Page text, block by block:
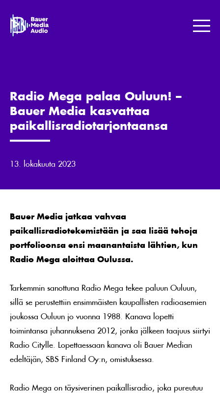
content
Bauer
Media
Radio Mega palaa Ouluun! –
Bauer Media kasvattaa
paikallisradiotarjontaansa
13. lokakuuta 2023
Bauer Media jatkaa vahvaa
paikallisradiotekemistään ja saa lisää tehoja
portfolioonsa ensi maanantaista lähtien, kun
Radio Mega aloittaa Oulussa.
Tarkemmin sanottuna Radio Mega tekee paluun Ouluun,
sillä se perustettiin ensimmäisten kaupallisten radioasemien
joukossa Ouluun jo vuonna 1988. Kanava lopetti
toimintansa juhannuksena 2012, jonka jälkeen taajuus siirtyi
Radio Citylle. Lopettaessaan kanava oli Bauer Median
edeltäjän, SBS Finland Oy:n, omistuksessa.
Radio Mega on täysiverinen paikallisradio, joka pureutuu